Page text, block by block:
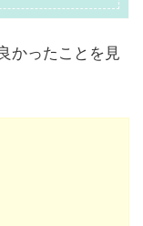
かったことを見